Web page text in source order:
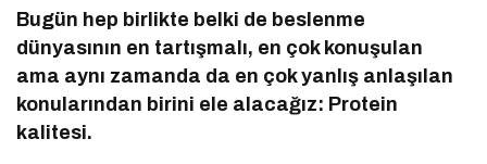
Bugün hep birlikte belki de beslenme
dünyasının en tartışmalı, en çok konuşulan
ama aynı zamanda da en çok yanlış anlaşılan
konularından birini ele alacağız: Protein
kalitesi.